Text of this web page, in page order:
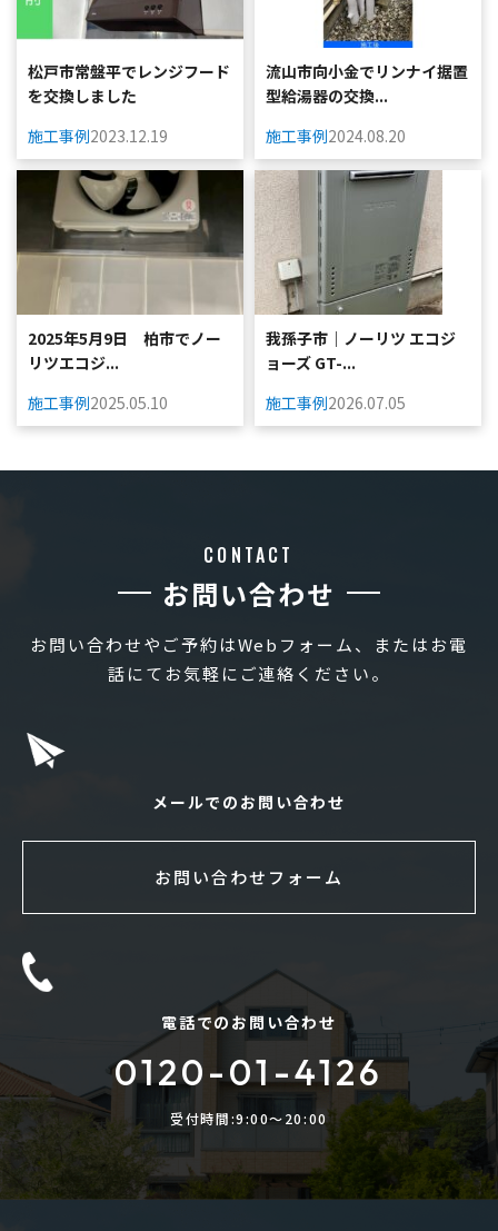
松戸市常盤平でレンジフード
を交換しました
施工事例2023.12.19
流山市向小金でリンナイ据置
型給湯器の交換...
施工事例2024.08.20
2025年5月9日 柏市でノー
リツエコジ...
施工事例2025.05.10
我孫子市｜ノーリツ エコジ
ョーズ GT-...
施工事例2026.07.05
CONTACT
お問い合わせ
お問い合わせやご予約はWebフォーム、またはお電
話にてお気軽にご連絡ください。
メールでのお問い合わせ
お問い合わせフォーム
電話でのお問い合わせ
0120-01-4126
受付時間:9:00〜20:00